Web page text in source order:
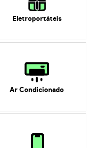
Eletroportáteis
Ar Condicionado